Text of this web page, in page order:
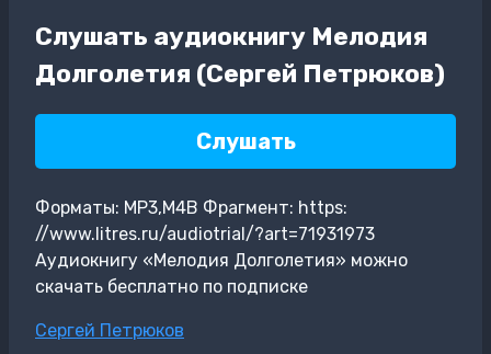
Слушать аудиокнигу Мелодия
Долголетия (Сергей Петрюков)
Слушать
Форматы: MP3,M4B Фрагмент: https:
//www.litres.ru/audiotrial/?art=71931973
Аудиокнигу «Мелодия Долголетия» можно
скачать бесплатно по подписке
Метки
Сергей Петрюков